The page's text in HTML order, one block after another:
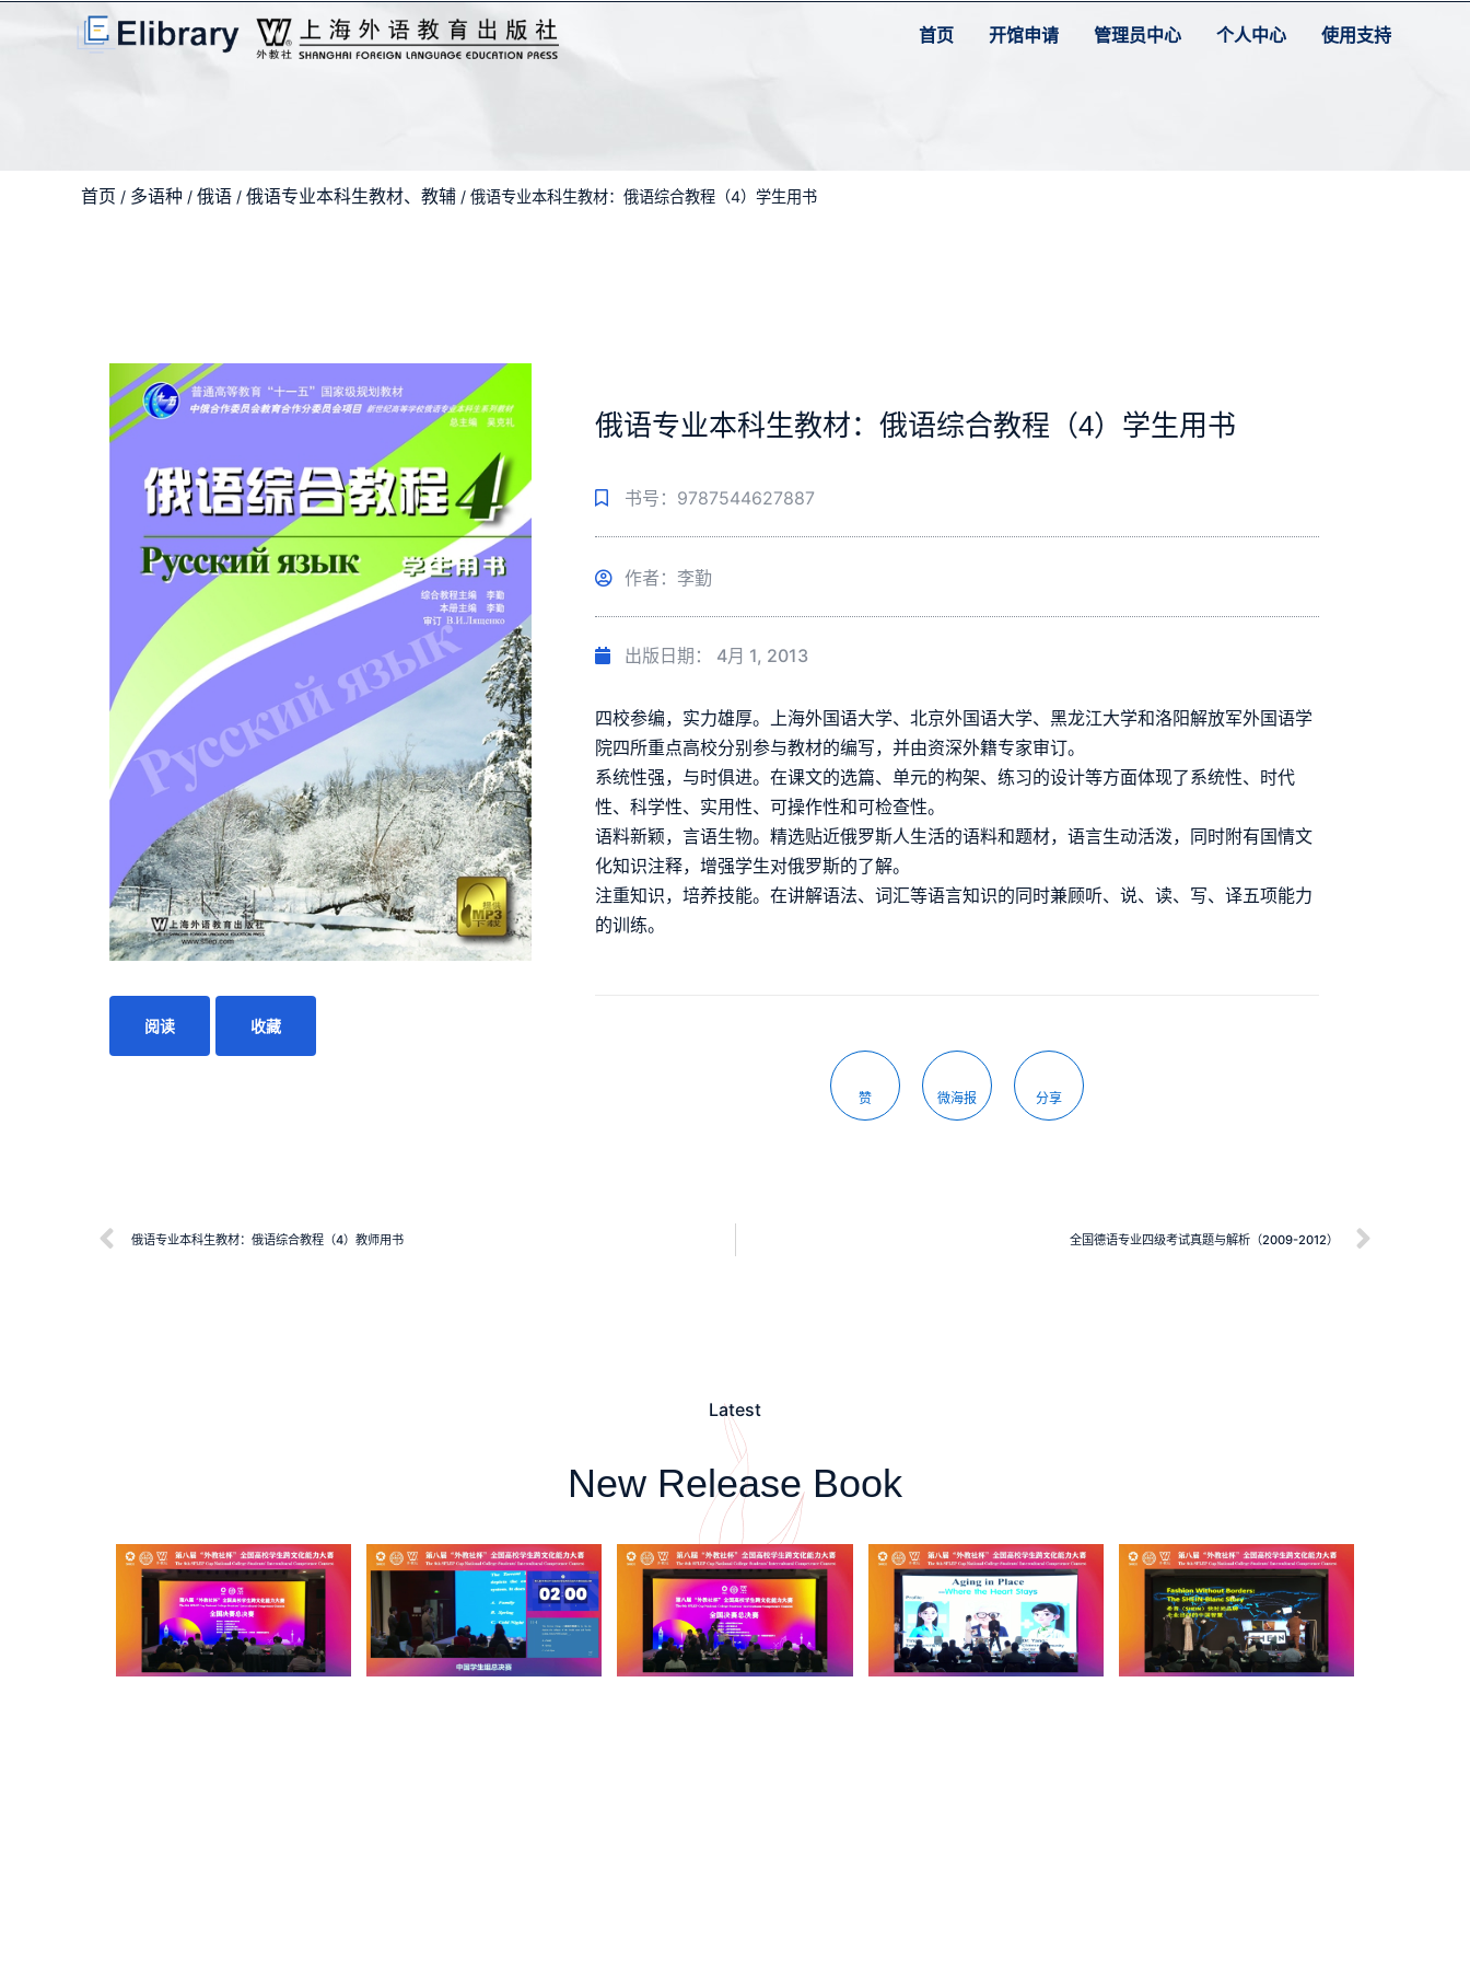
首页 开馆申请 管理员中心 个人中心 使用支持
首页 / 多语种 / 俄语 / 俄语专业本科生教材、教辅 / 俄语专业本科生教材：俄语综合教程（4）学生用书
阅读 收藏
俄语专业本科生教材：俄语综合教程（4）学生用书
书号：9787544627887
作者：李勤
出版日期： 4月 1, 2013
四校参编，实力雄厚。上海外国语大学、北京外国语大学、黑龙江大学和洛阳解放军外国语学
院四所重点高校分别参与教材的编写，并由资深外籍专家审订。
系统性强，与时俱进。在课文的选篇、单元的构架、练习的设计等方面体现了系统性、时代
性、科学性、实用性、可操作性和可检查性。
语料新颖，言语生物。精选贴近俄罗斯人生活的语料和题材，语言生动活泼，同时附有国情文
化知识注释，增强学生对俄罗斯的了解。
注重知识，培养技能。在讲解语法、词汇等语言知识的同时兼顾听、说、读、写、译五项能力
的训练。
赞 微海报 分享
俄语专业本科生教材：俄语综合教程（4）教师用书 全国德语专业四级考试真题与解析（2009-2012）
Latest
New Release Book